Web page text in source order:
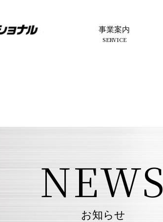
事業案内
SERVICE
NEWS
お知らせ